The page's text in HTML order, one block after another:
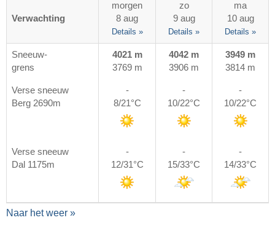
Verwachting
morgen
8 aug
Details »
zo
9 aug
Details »
ma
10 aug
Details »
Sneeuw-
grens
4021 m
3769 m
4042 m
3906 m
3949 m
3814 m
Verse sneeuw
Berg 2690m
-
8/21°C
-
10/22°C
-
10/22°C
Verse sneeuw
Dal 1175m
-
12/31°C
-
15/33°C
-
14/33°C
Naar het weer »